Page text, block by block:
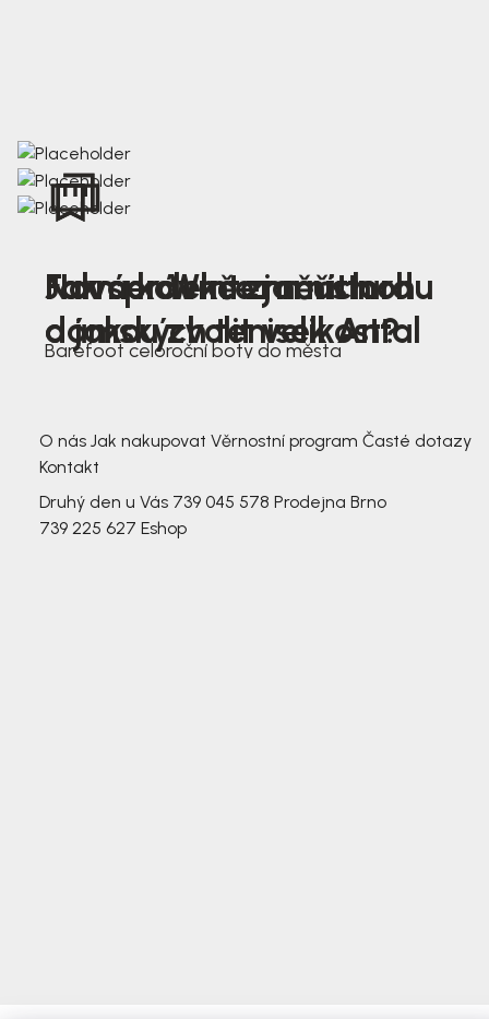
Nová kolekce jarních
dámských tenisek Antal
Jak správně změřit nohu
a jakou zvolit velikost?
Farmer Winter mustard
Barefoot celoroční boty do města
O nás Jak nakupovat Věrnostní program Časté dotazy
Kontakt
Druhý den u Vás 739 045 578 Prodejna Brno
739 225 627 Eshop